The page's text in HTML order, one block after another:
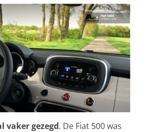
vaker gezegd. De Fiat 500 was